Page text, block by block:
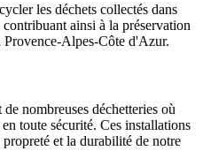
les déchets collectés dans
ainsi à la préservation
Alpes-Côte d'Azur.
nombreuses déchetteries où
toute sécurité. Ces installations
et la durabilité de notre